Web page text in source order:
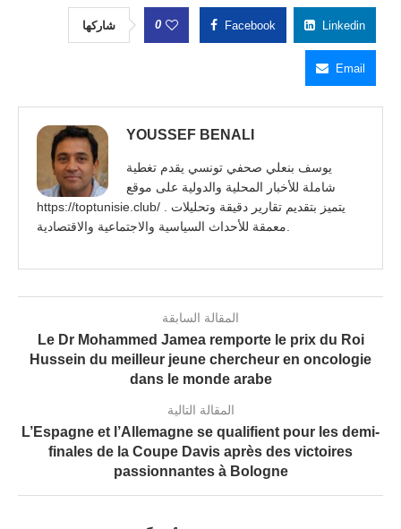
شاركها 0 Facebook Linkedin
Email
YOUSSEF BENALI
يوسف بنعلي صحفي تونسي يقدم تغطية
شاملة للأخبار المحلية والدولية على موقع
https://toptunisie.club/ . يتميز بتقديم تقارير دقيقة وتحليلات
معمقة للأحداث السياسية والاجتماعية والاقتصادية.
المقالة السابقة
Le Dr Mohammed Jamea remporte le prix du Roi
Hussein du meilleur jeune chercheur en oncologie
dans le monde arabe
المقالة التالية
L’Espagne et l’Allemagne se qualifient pour les demi-
finales de la Coupe Davis après des victoires
passionnantes à Bologne